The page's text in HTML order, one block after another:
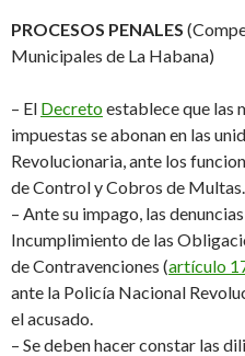
PROCESOS PENALES
Municipales de La Habana)
– El Decretoestablece que las
impuestas se abonan en las
Revolucionaria, ante los
de Control y Cobros de Multas
– Ante su impago, las
Incumplimiento de las O
deContravenciones (artículo
ante la Policía Nacional
el acusado
– Se deben hacer constar las